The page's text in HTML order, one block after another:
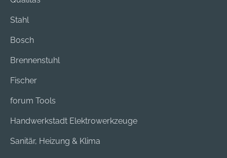
Stahl
Bosch
Brennenstuhl
Fischer
forum Tools
Handwerkstadt Elektrowerkzeuge
Sanitär, Heizung & Klima